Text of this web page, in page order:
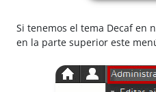
Si tenemos el tema Decaf en
en la parte superior este